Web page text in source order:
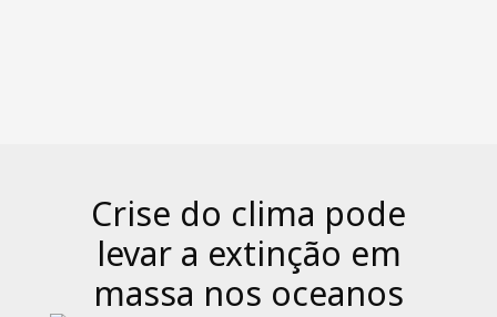
Crise do clima pode
levar a extinção em
massa nos oceanos